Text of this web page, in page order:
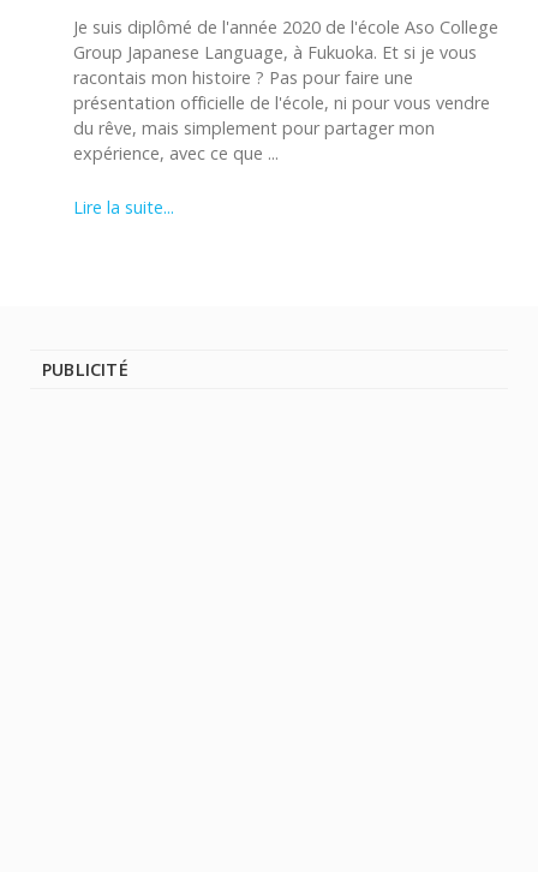
Je suis diplômé de l'année 2020 de l'école Aso College
Group Japanese Language, à Fukuoka. Et si je vous
racontais mon histoire ? Pas pour faire une
présentation officielle de l'école, ni pour vous vendre
du rêve, mais simplement pour partager mon
expérience, avec ce que ...
Lire la suite...
PUBLICITÉ